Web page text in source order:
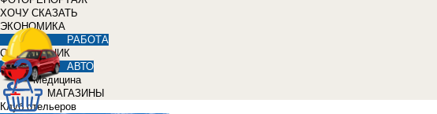
ХОЧУ СКАЗАТЬ
ЭКОНОМИКА
РАБОТА
СПРАВОЧНИК
АВТО
Медицина
МАГАЗИНЫ
Клуб отельеров